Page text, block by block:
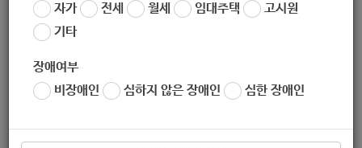
자가
전세 월세 임대주택
고시원
기타
장애여부
비장애인
심하지 않은 장애인 심한 장애인